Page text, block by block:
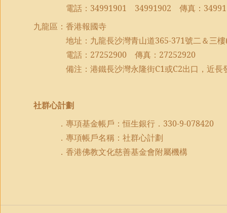
電話： 34991901 34991902 傳真：
九龍區：香港報國寺
地址：九龍長沙灣青山道365-371號二＆三樓
電話： 27252900 傳真： 27252920
備注：港鐵長沙灣永隆街C1或C2出口，近長
社群心計劃
．專項基金帳戶：恒生銀行． 330-9-078420
．專項帳戶名稱：社群心計劃
．香港佛教文化慈善基金會附屬機構